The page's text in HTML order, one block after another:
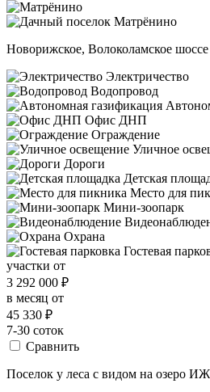
Новорижское, Волоколамское шоссе
Электричество
Водопровод
Офис ДНП
Ограждение
Уличное
Дороги
Детская
Место для
Мини-зоопарк
Охрана
Гостевая
участки от
3 292 000 ₽
в месяц от
45 330 ₽
7-30 соток
Сравнить
Поселок у леса с видом на озеро